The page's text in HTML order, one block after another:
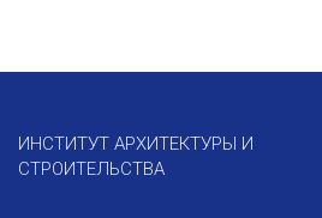
ИНСТИТУТ АРХИТЕКТУРЫ И
СТРОИТЕЛЬСТВА